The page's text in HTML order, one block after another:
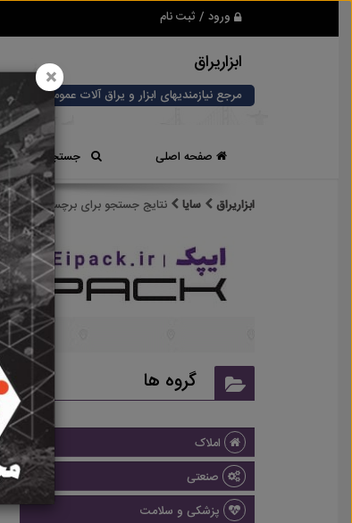
ورود / ثبت نام
ابزاریراق
مرجع نیازمندیهای ابزار و یراق آلات عمومی و صنعتی
صفحه اصلی جستجوی سریع
ابزاریراق سایا نتایج جستجو برای برچسبسایا
گروه ها
املاک
صنعتی
پزشکی و سلامت
×